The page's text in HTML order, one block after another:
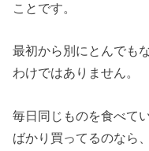
ことです。
最初から別にとんでも
わけではありません。
毎日同じものを食べて
ばかり買ってるのなら